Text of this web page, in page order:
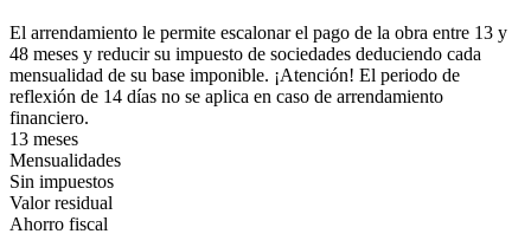
El arrendamiento le permite escalonar el pago de la obra entre 13 y
48 meses y reducir su impuesto de sociedades deduciendo cada
mensualidad de su base imponible. ¡Atención! El periodo de
reflexión de 14 días no se aplica en caso de arrendamiento
financiero.
13 meses
Mensualidades
Sin impuestos
Valor residual
Ahorro fiscal